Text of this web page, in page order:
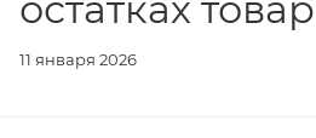
11 января 2026